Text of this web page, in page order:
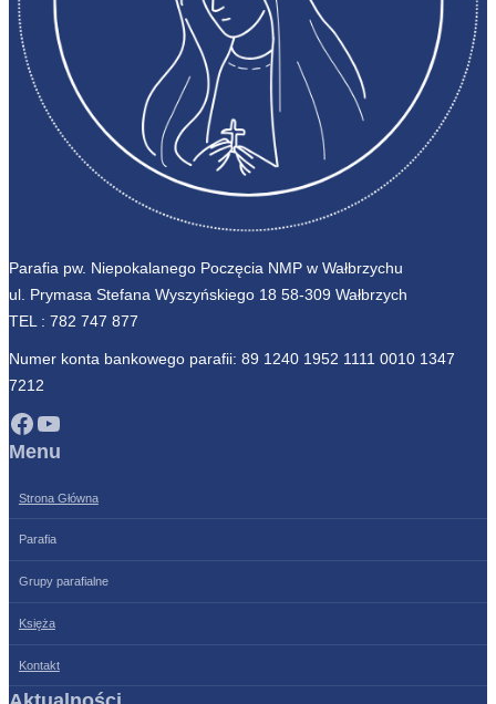
Parafia pw. Niepokalanego Poczęcia NMP w Wałbrzychu
ul. Prymasa Stefana Wyszyńskiego 18 58-309 Wałbrzych
TEL : 782 747 877
Numer konta bankowego parafii: 89 1240 1952 1111 0010 1347
7212
Facebook YouTube
Menu
Strona Główna
Parafia
Grupy parafialne
Księża
Kontakt